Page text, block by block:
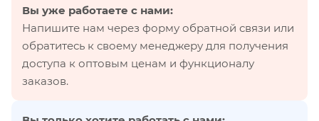
Вы уже работаете с нами:
Напишите нам через форму обратной связи или
обратитесь к своему менеджеру для получения
доступа к оптовым ценам и функционалу
заказов.